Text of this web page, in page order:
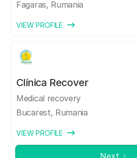
Fagaras, Rumania
VIEW PROFILE
Clínica Recover
Medical recovery
Bucarest, Rumania
VIEW PROFILE
Next